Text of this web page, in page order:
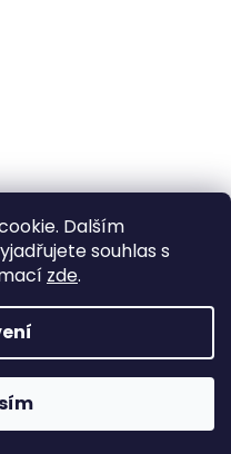
Dalším
souhlas s
zde.
. Všechna práva
cookies